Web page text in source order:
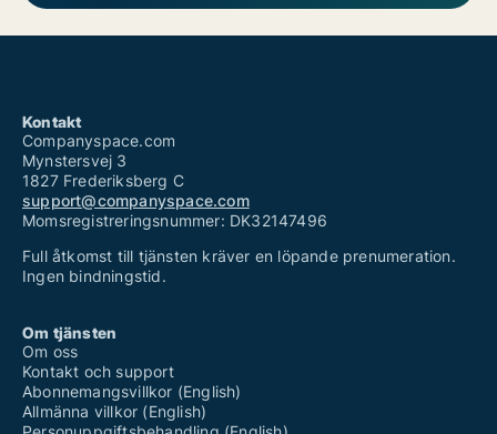
Kontakt
Companyspace.com
Mynstersvej 3
1827 Frederiksberg C
support@companyspace.com
Momsregistreringsnummer: DK32147496
Full åtkomst till tjänsten kräver en löpande prenumeration.
Ingen bindningstid.
Om tjänsten
Om oss
Kontakt och support
Abonnemangsvillkor (English)
Allmänna villkor (English)